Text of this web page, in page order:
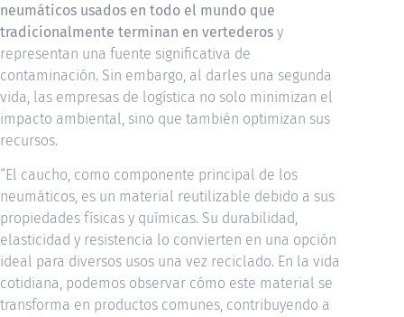
neumáticos usados en todo el mundo que
tradicionalmente terminan en vertederos y
representan una fuente significativa de
contaminación. Sin embargo, al darles una segunda
vida, las empresas de logística no solo minimizan el
impacto ambiental, sino que también optimizan sus
recursos.
“El caucho, como componente principal de los
neumáticos, es un material reutilizable debido a sus
propiedades físicas y químicas. Su durabilidad,
elasticidad y resistencia lo convierten en una opción
ideal para diversos usos una vez reciclado. En la vida
cotidiana, podemos observar cómo este material se
transforma en productos comunes, contribuyendo a